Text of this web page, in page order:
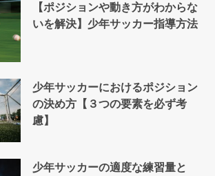
【ポジションや動き方がわからな
いを解決】少年サッカー指導方法
少年サッカーにおけるポジション
の決め方【３つの要素を必ず考
慮】
少年サッカーの適度な練習量と